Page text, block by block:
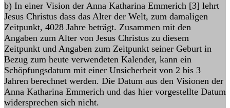
b) In einer Vision der Anna Katharina Emmerich [3] lehrt
Jesus Christus dass das Alter der Welt, zum damaligen
Zeitpunkt, 4028 Jahre beträgt. Zusammen mit den
Angaben zum Alter von Jesus Christus zu diesem
Zeitpunkt und Angaben zum Zeitpunkt seiner Geburt in
Bezug zum heute verwendeten Kalender, kann ein
Schöpfungsdatum mit einer Unsicherheit von 2 bis 3
Jahren berechnet werden. Die Datum aus den Visionen der
Anna Katharina Emmerich und das hier vorgestellte Datum
widersprechen sich nicht.